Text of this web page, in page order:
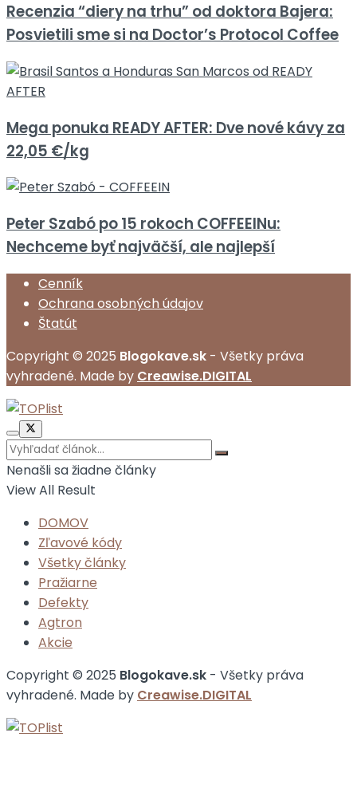
Recenzia “diery na trhu” od doktora Bajera:
Posvietili sme si na Doctor’s Protocol Coffee
Mega ponuka READY AFTER: Dve nové kávy za
22,05 €/kg
Peter Szabó po 15 rokoch COFFEEINu:
Nechceme byť najväčší, ale najlepší
Cenník
Ochrana osobných údajov
Štatút
Copyright © 2025 Blogokave.sk - Všetky práva
vyhradené. Made by Creawise.DIGITAL
Nenašli sa žiadne články
View All Result
DOMOV
Zľavové kódy
Všetky články
Pražiarne
Defekty
Agtron
Akcie
Copyright © 2025 Blogokave.sk - Všetky práva
vyhradené. Made by Creawise.DIGITAL